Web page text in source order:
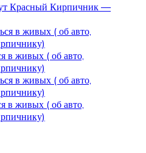
Красный Кирпичник —
в живых ( об авто,
в живых ( об авто,
в живых ( об авто,
в живых ( об авто,